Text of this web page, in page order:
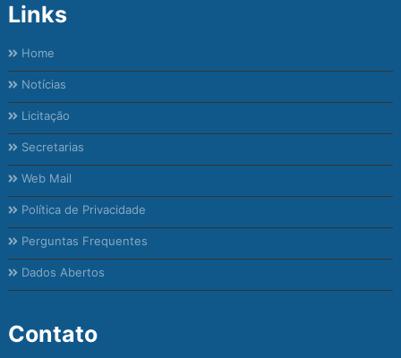
Links
Home
Notícias
Licitação
Secretarias
Web Mail
Política de Privacidade
Perguntas Frequentes
Dados Abertos
Contato